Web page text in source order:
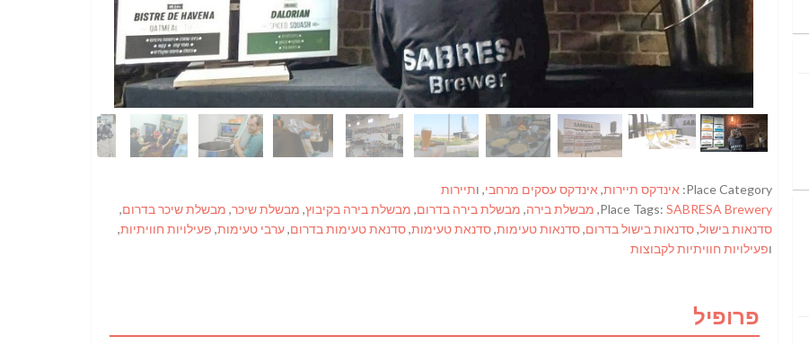
Place Category: אינדקס תיירות, אינדקס עסקים מרחבי, ותיירות
Place Tags: SABRESA Brewery
, מבשלת בירה, מבשלת בירה בדרום, מבשלת בירה בקיבוץ, מבשלת שיכר, מבשלת שיכר בדרום,
סדנאות בישול,סדנאות בישול בדרום,סדנאות טעימות,סדנאת טעימות,סדנאת טעימות בדרום,ערבי טעימות, פעילויות חוויתיות,
ופעילויות חוויתיות לקבוצות
פרופיל